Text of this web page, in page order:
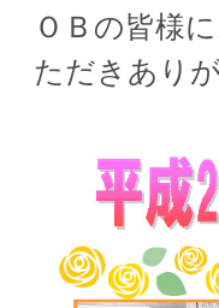
ＯＢの皆様
ただきあり